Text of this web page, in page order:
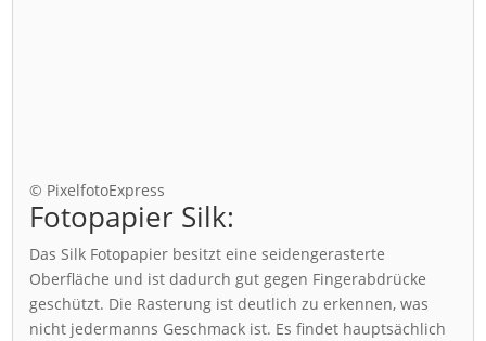
© PixelfotoExpress
Fotopapier Silk:
Das Silk Fotopapier besitzt eine seidengerasterte
Oberfläche und ist dadurch gut gegen Fingerabdrücke
geschützt. Die Rasterung ist deutlich zu erkennen, was
nicht jedermanns Geschmack ist. Es findet hauptsächlich